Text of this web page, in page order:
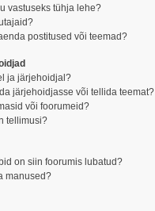
vastuseks tühja lehe?
postitused või teemad?
ja järjehoidjal?
järjehoidjasse või tellida teemat?
või foorumeid?
tellimusi?
on siin foorumis lubatud?
manused?